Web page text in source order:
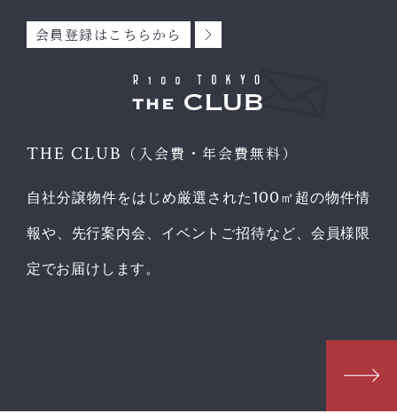
会員登録はこちらから
THE CLUB （入会費・年会費無料）
自社分譲物件をはじめ厳選された100㎡超の物件情
報や、先行案内会、イベントご招待など、会員様限
定でお届けします。